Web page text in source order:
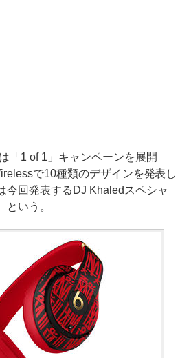
「1 of 1」キャンペーンを展開
で10種類のデザインを発表し
今回発表するDJ Khaledスペシャ
という。